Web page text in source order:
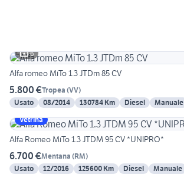
6
Alfa romeo MiTo 1.3 JTDm 85 CV
5.800 €Tropea (VV)
Usato
08/2014 130784 Km Diesel Manuale
Vetrina
Alfa Romeo MiTo 1.3 JTDM 95 CV *UNIPRO*
6.700 €Mentana (RM)
Usato
12/2016 125600 Km Diesel Manuale